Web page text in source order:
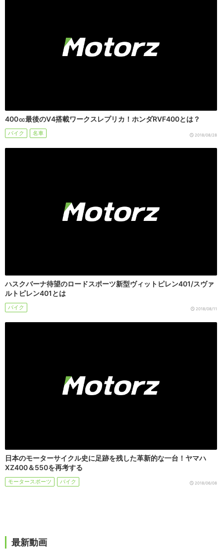
400㏄最後のV4搭載ワークスレプリカ！ホンダRVF400とは？
バイク 名車 2018/08/28
ハスクバーナ待望のロードスポーツ新型ヴィットピレン401/スヴァ
ルトピレン401とは
バイク 2018/08/11
日本のモーターサイクル史に足跡を残した革新的な一台！ヤマハ
XZ400＆550を再考する
モータースポーツ バイク 2018/06/08
最新動画